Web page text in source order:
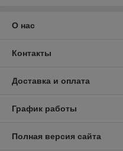
О нас
Контакты
Доставка и оплата
График работы
Полная версия сайта